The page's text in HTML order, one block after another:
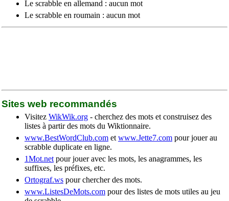
Le scrabble en allemand : aucun mot
Le scrabble en roumain : aucun mot
Sites web recommandés
Visitez WikWik.org - cherchez des mots et construisez des
listes à partir des mots du Wiktionnaire.
www.BestWordClub.com et www.Jette7.com pour jouer au
scrabble duplicate en ligne.
1Mot.net pour jouer avec les mots, les anagrammes, les
suffixes, les préfixes, etc.
Ortograf.ws pour chercher des mots.
www.ListesDeMots.com pour des listes de mots utiles au jeu